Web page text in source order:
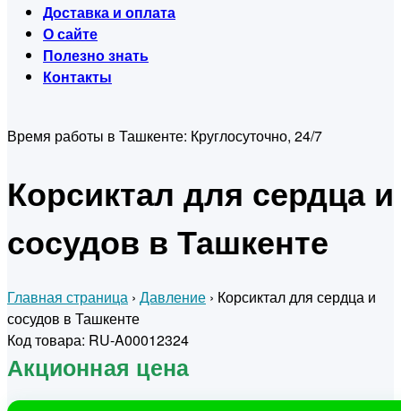
Доставка и оплата
О сайте
Полезно знать
Контакты
Время работы в Ташкенте: Круглосуточно, 24/7
Корсиктал для сердца и
сосудов в Ташкенте
Главная страница › Давление › Корсиктал для сердца и
сосудов в Ташкенте
Код товара: RU-A00012324
Акционная цена